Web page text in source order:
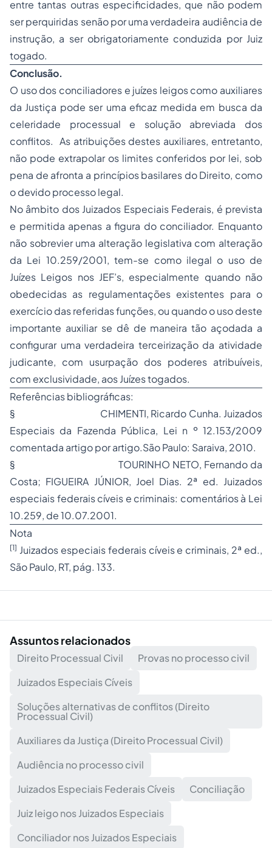
entre tantas outras especificidades, que não podem
ser perquiridas senão por uma verdadeira audiência de
instrução, a ser obrigatoriamente conduzida por Juiz
togado.
Conclusão.
O uso dos conciliadores e juízes leigos como auxiliares
da Justiça pode ser uma eficaz medida em busca da
celeridade processual e solução abreviada dos
conflitos. As atribuições destes auxiliares, entretanto,
não pode extrapolar os limites conferidos por lei, sob
pena de afronta a princípios basilares do Direito, como
o devido processo legal.
No âmbito dos Juizados Especiais Federais, é prevista
e permitida apenas a figura do conciliador. Enquanto
não sobrevier uma alteração legislativa com alteração
da Lei 10.259/2001, tem-se como ilegal o uso de
Juízes Leigos nos JEF’s, especialmente quando não
obedecidas as regulamentações existentes para o
exercício das referidas funções, ou quando o uso deste
importante auxiliar se dê de maneira tão açodada a
configurar uma verdadeira terceirizaçãoda atividade
judicante, com usurpação dos poderes atribuíveis,
com exclusividade, aos Juízes togados.
Referências bibliográficas:
§ CHIMENTI, Ricardo Cunha. Juizados
Especiais da Fazenda Pública, Lei n º 12.153/2009
comentada artigo por artigo.São Paulo: Saraiva, 2010.
§ TOURINHO NETO, Fernando da
Costa; FIGUEIRA JÚNIOR, Joel Dias. 2ª ed. Juizados
especiais federais cíveis e criminais: comentários à Lei
10.259, de 10.07.2001.
Nota
[1] Juizados especiais federais cíveis e criminais, 2ª ed.,
São Paulo, RT, pág. 133.
Assuntos relacionados
Direito Processual Civil
Provas no processo civil
Juizados Especiais Cíveis
Soluções alternativas de conflitos (Direito
Processual Civil)
Auxiliares da Justiça (Direito Processual Civil)
Audiência no processo civil
Juizados Especiais Federais Cíveis
Conciliação
Juiz leigo nos Juizados Especiais
Conciliador nos Juizados Especiais